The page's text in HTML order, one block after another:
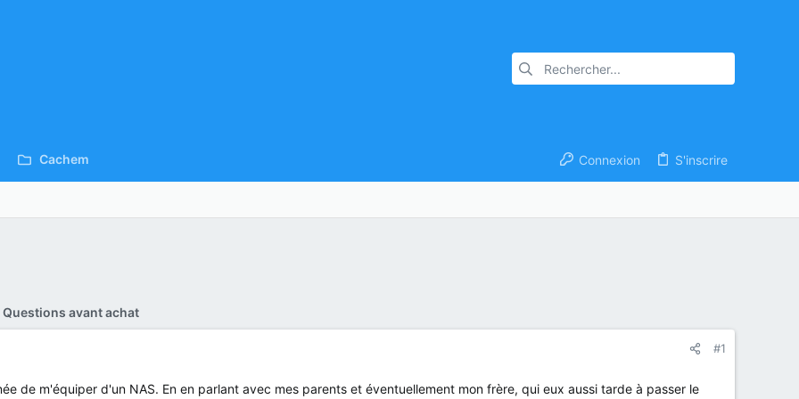
Cachem Connexion S'inscrire
Questions avant achat
#1
de m'équiper d'un NAS. En en parlant avec mes parents et éventuellement mon frère, qui eux aussi tarde à passer le